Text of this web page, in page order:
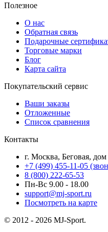
Полезное
О нас
Обратная связь
Подарочные
Торговые марки
Блог
Карта сайта
Покупательский сервис
Ваши заказы
Отложенные
Список сравнения
Контакты
г. Москва, Беговая, дом
+7 (499) 455-11-05
8 (800) 222-65-53
Пн-Вс 9.00 - 18.00
support@mj-sport.ru
Посмотреть на карте
© 2012 - 2026 MJ-Sport.